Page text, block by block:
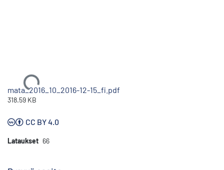
Ladataan...
mata_2016_10_2016-12-15_fi.pdf
318.59 KB
CC BY 4.0
Lataukset 66